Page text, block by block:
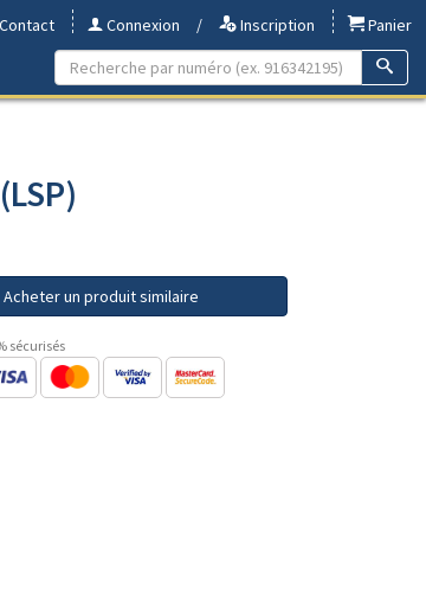
Contact Connexion / Inscription
Panier
Acheter un produit similaire
sécurisés